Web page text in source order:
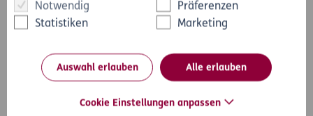
Notwendig
Präferenzen
Statistiken
Marketing
Auswahl erlauben Alle erlauben
Cookie Einstellungen anpassen